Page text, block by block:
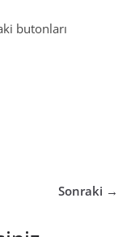
butonları
Sonraki →